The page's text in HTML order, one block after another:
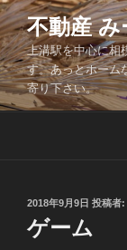
コ
ン
テ
ン
ツ
不動産
上溝駅を中心に相
す。あっとホーム
寄り下さい。
投
稿
日:
2018年9月9日 投稿者:
ゲーム